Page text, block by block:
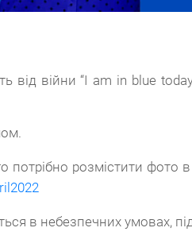
війни “I am in blue
розмістити фото в
в небезпечних умовах,